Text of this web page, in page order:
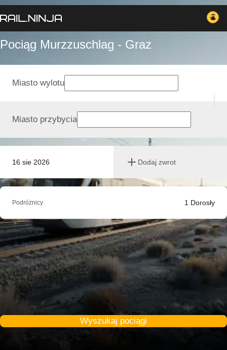
Pociąg Murzzuschlag - Graz
16 sie 2026 Dodaj zwrot
Miasto wylotu
Miasto przybycia
Podróżnicy 1 Dorosły
Wyszukaj pociągi